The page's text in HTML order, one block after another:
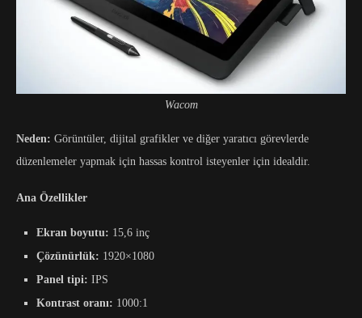
Wacom
Neden: Görüntüler, dijital grafikler ve diğer yaratıcı görevlerde
düzenlemeler yapmak için hassas kontrol isteyenler için idealdir.
Ana Özellikler
Ekran boyutu: 15,6 inç
Çözünürlük: 1920×1080
Panel tipi: IPS
Kontrast oranı: 1000:1